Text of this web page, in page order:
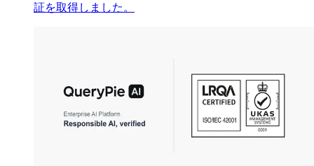
証を取得しました。